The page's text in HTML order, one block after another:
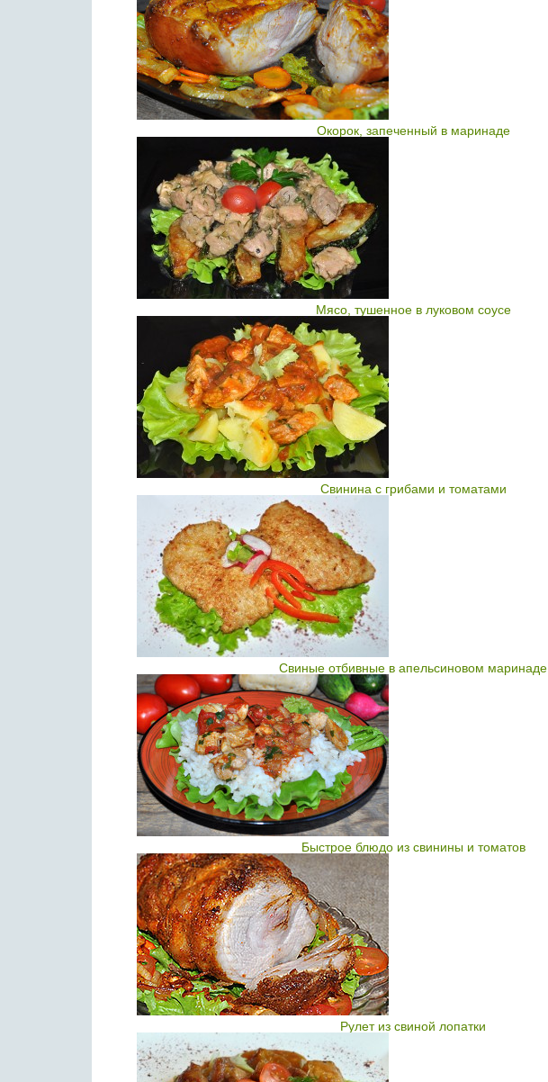
Окорок, запеченный в маринаде
Мясо, тушенное в луковом соусе
Свинина с грибами и томатами
Свиные отбивные в апельсиновом маринаде
Быстрое блюдо из свинины и томатов
Рулет из свиной лопатки